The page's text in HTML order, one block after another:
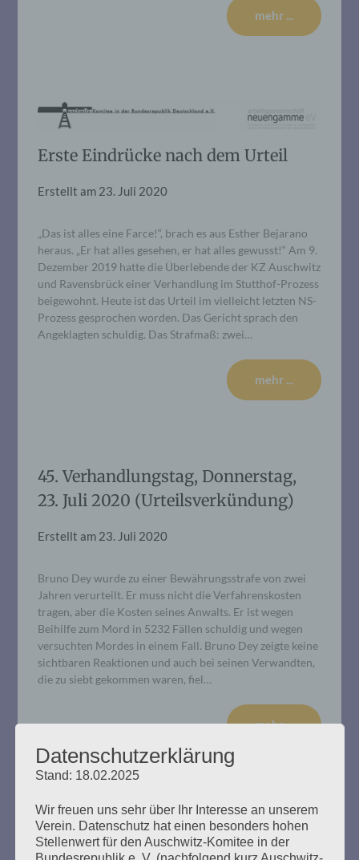
mehr ...
Erste Eindrücke nach dem Urteil
Erstellt am 23. Juli 2020
„Das ist alles eine Farce!“, brach es aus Esther Bejarano
heraus. „Er hat alles gesehen, er hat alles gewusst!“ Am 9.
Dezember 2019 hatte die Überlebende der KZ Auschwitz
und Ravensbrück einer Verhandlung im Stutthof-Prozess
beigewohnt. Heute ist das Urteil im vielleicht letzten NS-
Prozess gesprochen worden. Das Gericht sprach den
Angeklagten schuldig. Das Strafmaß: zwei…
mehr ...
45. Verhandlungstag, Donnerstag,
23. Juli 2020 (Urteilsverkündung)
Erstellt am 23. Juli 2020
Bruno Dey wurde zu einer Bewährungsstrafe von zwei
Jahren verurteilt. Er muss nicht die Verfahrenskosten
tragen, aber die Kosten seines Anwalts. Er ist wegen
Beihilfe zum Mord in 5232 Fällen schuldig und wegen
versuchten Mordes in einem Fall. Bruno Dey zeigte keine
sichtbaren Reaktionen und auch bei seinen Verwandten,
die zu siebt gekommen waren, fiel…
mehr ...
Datenschutzerklärung
Stand: 18.02.2025
Wir freuen uns sehr über Ihr Interesse an unserem
Verein. Datenschutz hat einen besonders hohen
Stellenwert für den Auschwitz-Komitee in der